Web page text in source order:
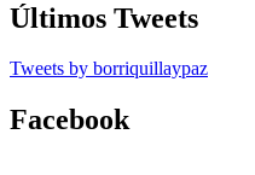
Últimos Tweets
Tweets by borriquillaypaz
Facebook